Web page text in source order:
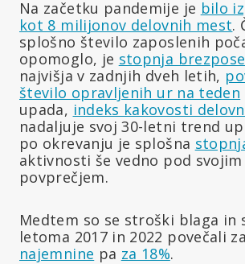
Na začetku pandemije je bilo
kot 8 milijonov delovnih mest.
splošno število zaposlenih
opomoglo, je stopnja
najvišja v zadnjih dveh letih,
število opravljenih ur na teden
upada, indeks kakovosti
nadaljuje svoj 30-letni trend
po okrevanju je splošna
aktivnosti še vedno pod
povprečjem.
Medtem so se stroški blaga in
letoma 2017 in 2022 povečali
najemnine pa za 18%.